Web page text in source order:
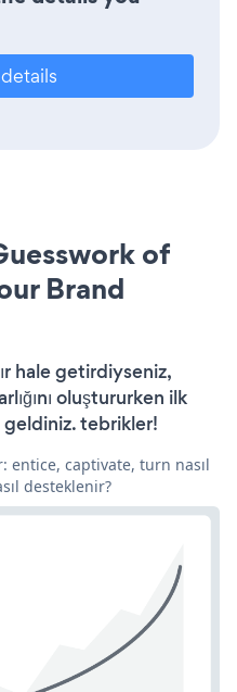
of
Brand
hale getirdiyseniz,
oluştururken ilk
tebrikler!
entice, captivate, turn nasıl
desteklenir?